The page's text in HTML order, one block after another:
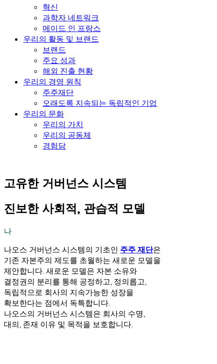
혁신
과학자 네트워크
메이드 인 프랑스
우리의 활동 및 브랜드
브랜드
주요 성과
해외 진출 현황
우리의 경영 원칙
주주재단
오래도록 지속되는 독립적인 기업
우리의 문화
우리의 가치
우리의 공동체
경험담
고유한 거버넌스 시스템
진보한 사회적, 관습적 모델
나
나오스 거버넌스 시스템의 기초인 주주 재단은
기존 자본주의 제도를 초월하는 새로운 모델을
제안합니다. 새로운 모델은 자본 소유와
결정권의 분리를 통해 공정하고, 정의롭고,
독립적으로 회사의 지속가능한 성장을
확보한다는 점에서 독특합니다.
나오스의 거버넌스 시스템은 회사의 수명,
대의, 존재 이유 및 목적을 보호합니다.